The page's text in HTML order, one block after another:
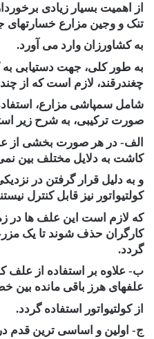
از اهمیت بسیار زیادی
تنک و وجین مزارع خسارتهای
به کشاورزان وارد می آورد.
به طور کلی، جهت دستیابی به
چغندرقند، لازم است که از
شامل سمپاشی مزارع،
صورت ترکیبی، به شرح زیر
الف- در هر صورت بخشی از
کاشت به دلایل مختلف بین
و به دلیل قرار گرفتن در
کولتیواتور نیز قابل کنترل
که لازم است این علف ها در
کارگران حذف شوند تا یک
گردد.
ب- علاوه بر استفاده از علف
علفهای هرز باقی مانده
از کولتیواتور استفاده گردد.
ج- اولین و اساسی ترین قدم